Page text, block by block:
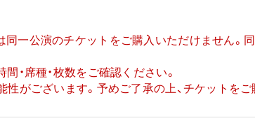
同一公演のチケットをご購入いただけません。
・席種・枚数をご確認ください。
性がございます。予めご了承の上、チケットを